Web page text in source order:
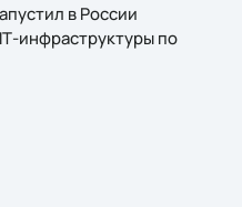
в России
инфраструктуры по